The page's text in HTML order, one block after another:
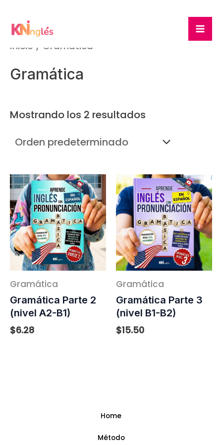
Inicio / Gramática
Gramática
Mostrando los 2 resultados
Gramática
Gramática Parte 2
(nivel A2-B1)
$6.28
Gramática
Gramática Parte 3
(nivel B1-B2)
$15.50
Home
Método